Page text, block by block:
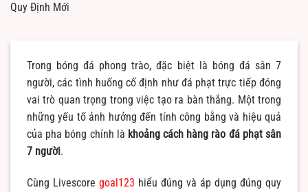
Quy Định Mới
Trong bóng đá phong trào, đặc biệt là bóng đá sân 7
người, các tình huống cố định như đá phạt trực tiếp đóng
vai trò quan trọng trong việc tạo ra bàn thắng. Một trong
những yếu tố ảnh hưởng đến tính công bằng và hiệu quả
của pha bóng chính là khoảng cách hàng rào đá phạt sân
7 người.
Cùng Livescore goal123 hiểu đúng và áp dụng đúng quy